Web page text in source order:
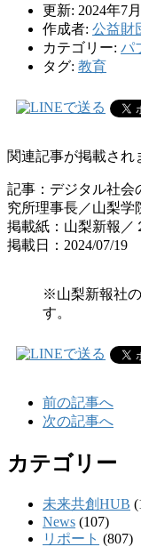
更新: 2024年7
作成者: 公益財
カテゴリー: パ
タグ: 教育
関連記事が掲載され
記事：デジタル社会
究所理事長／山梨学
掲載紙：山梨新報／
掲載日：2024/07/19
※山梨新報社
す。
前の記事へ
次の記事へ
カテゴリー
未来共創HUB
News (107)
リポート (807)